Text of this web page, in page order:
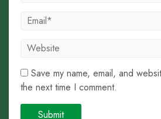
Save my name, email, and
the next time I comment.